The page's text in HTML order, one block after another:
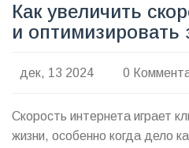
Как увеличить
и оптимизировать
дек, 13 2024 0
Скорость интернета играет
жизни, особенно когда дело